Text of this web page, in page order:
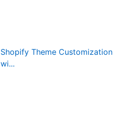
Shopify Theme Customization
wi...